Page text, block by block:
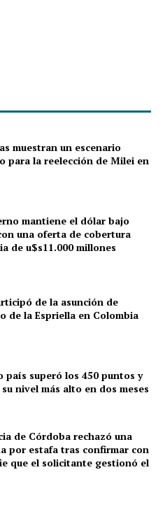
muestran un escenario
para la reelección de Milei en
mantiene el dólar bajo
una oferta de cobertura
de u$s11.000 millones
de la asunción de
de la Espriella en Colombia
país superó los 450 puntos y
nivel más alto en dos meses
de Córdoba rechazó una
por estafa tras confirmar con
que el solicitante gestionó el